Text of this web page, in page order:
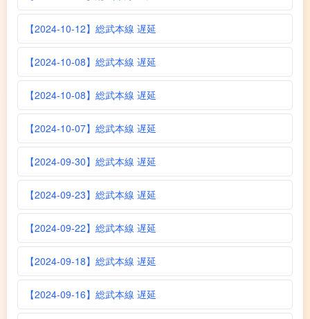
【2024-10-12】総武本線 遅延
【2024-10-08】総武本線 遅延
【2024-10-08】総武本線 遅延
【2024-10-07】総武本線 遅延
【2024-09-30】総武本線 遅延
【2024-09-23】総武本線 遅延
【2024-09-22】総武本線 遅延
【2024-09-18】総武本線 遅延
【2024-09-16】総武本線 遅延